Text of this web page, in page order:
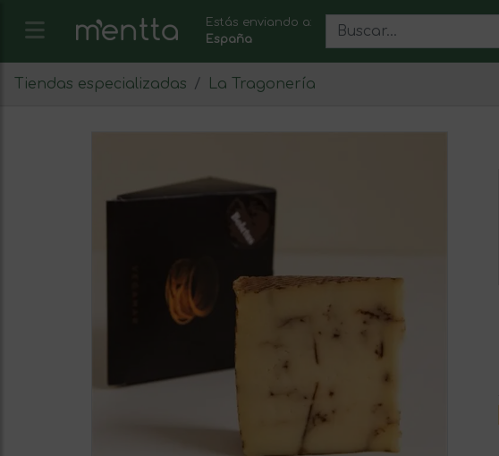
Estás enviando a:
España
Tiendas especializadas La Tragonería